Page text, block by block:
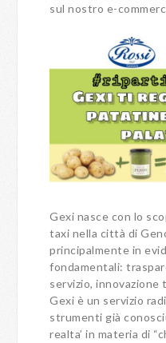
sul nostro e-
Gexi nasce con lo
taxi nella città di
principalmente in
fondamentali:
servizio, innovazione
Gexi è un servizio
strumenti già
realta’ in materia di